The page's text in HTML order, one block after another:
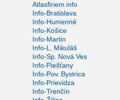
Atlasfiriem.info
Info-Bratislava
Info-Humenné
Info-Košice
Info-Martin
Info-L. Mikuláš
Info-Sp. Nová Ves
Info-Piešťany
Info-Pov. Bystrica
Info-Prievidza
Info-Trenčín